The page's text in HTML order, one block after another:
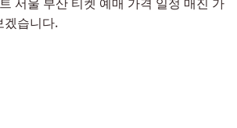
겠습니다.